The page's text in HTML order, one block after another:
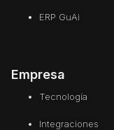
ERP GuAi
Empresa
Tecnología
Integraciones